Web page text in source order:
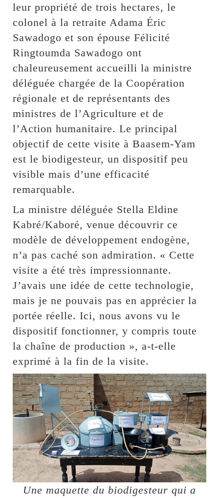
leur propriété de trois hectares, le
colonel à la retraite Adama Éric
Sawadogo et son épouse Félicité
Ringtoumda Sawadogo ont
chaleureusement accueilli la ministre
déléguée chargée de la Coopération
régionale et de représentants des
ministres de l’Agriculture et de
l’Action humanitaire. Le principal
objectif de cette visite à Baasem-Yam
est le biodigesteur, un dispositif peu
visible mais d’une efficacité
remarquable.
La ministre déléguée Stella Eldine
Kabré/Kaboré, venue découvrir ce
modèle de développement endogène,
n’a pas caché son admiration. « Cette
visite a été très impressionnante.
J’avais une idée de cette technologie,
mais je ne pouvais pas en apprécier la
portée réelle. Ici, nous avons vu le
dispositif fonctionner, y compris toute
la chaîne de production », a-t-elle
exprimé à la fin de la visite.
Une maquette du biodigesteur qui a